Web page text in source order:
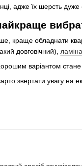
адже їх шерсть дуже
краще обладнати
довговічний),
варіантом стане
звертати увагу на